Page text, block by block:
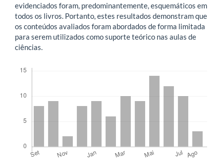
evidenciados foram, predominantemente, esquemáticos em
todos os livros. Portanto, estes resultados demonstram que
os conteúdos avaliados foram abordados de forma limitada
para serem utilizados como suporte teórico nas aulas de
ciências.